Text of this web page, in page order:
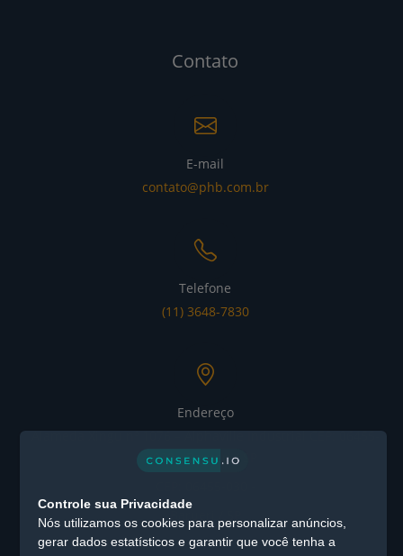
Contato
E-mail
contato@phb.com.br
Telefone
(11) 3648-7830
Endereço
Alameda Xingu nº 1076 – Alphaville Industrial CEP: 06455-
030 - Barueri / SP
Barueri / SP
Controle sua Privacidade
Nós utilizamos os cookies para personalizar anúncios,
gerar dados estatísticos e garantir que você tenha a